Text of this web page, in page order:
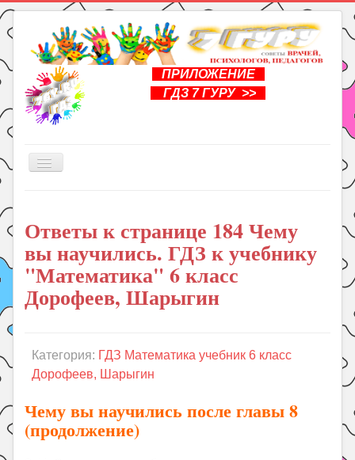
ПРИЛОЖЕНИЕ
ГДЗ 7 ГУРУ >>
Включить/
Книги
Рукоделие
Подготовка к школе
Уроки
Праздники
Летом!
Поиск
Ответы к странице 184 Чему
вы научились. ГДЗ к учебнику
"Математика" 6 класс
Дорофеев, Шарыгин
Категория: ГДЗ Математика учебник 6 класс
Дорофеев, Шарыгин
Чему вы научились после главы 8
(продолжение)